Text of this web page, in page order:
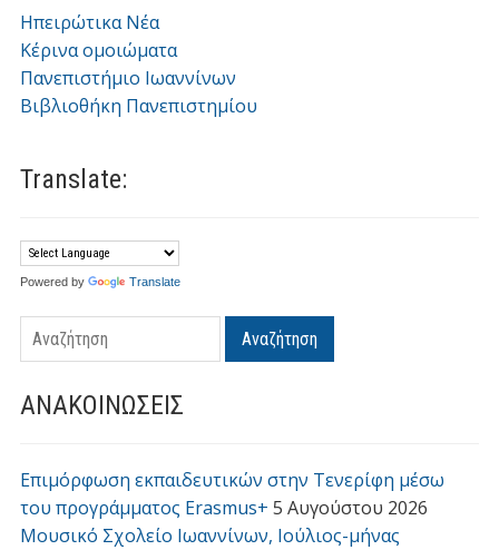
Ηπειρώτικα Νέα
Κέρινα ομοιώματα
Πανεπιστήμιο Ιωαννίνων
Βιβλιοθήκη Πανεπιστημίου
Translate:
Powered by Translate
Αναζήτηση
ΑΝΑΚΟΙΝΩΣΕΙΣ
Επιμόρφωση εκπαιδευτικών στην Τενερίφη μέσω
του προγράμματος Erasmus+ 5 Αυγούστου 2026
Μουσικό Σχολείο Ιωαννίνων, Ιούλιος-μήνας